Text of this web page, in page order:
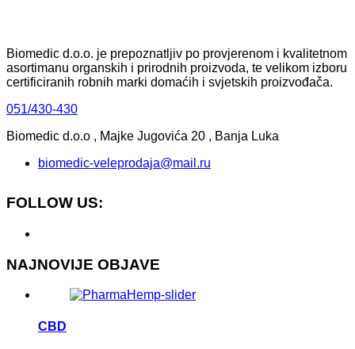
Biomedic d.o.o. je prepoznatljiv po provjerenom i kvalitetnom
asortimanu organskih i prirodnih proizvoda, te velikom izboru
certificiranih robnih marki domaćih i svjetskih proizvođača.
051/430-430
Biomedic d.o.o , Majke Jugovića 20 , Banja Luka
biomedic-veleprodaja@mail.ru
FOLLOW US:
NAJNOVIJE OBJAVE
CBD